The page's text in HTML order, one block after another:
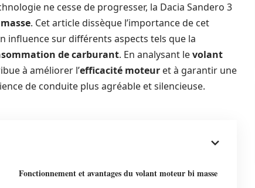
ne cesse de progresser, la Dacia Sandero 3
. Cet article dissèque l’importance de cet
influence sur différents aspects tels que la
de carburant. En analysant levolant
à améliorer l’efficacité moteur et à garantir une
de conduite plus agréable et silencieuse.
Fonctionnement et avantages du volant moteur bi masse